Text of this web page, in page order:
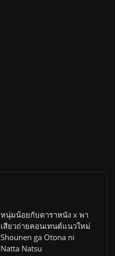
หนุ่มน้อยกับดาราหนัง x พา
เสียวถ่ายคอนเทนต์แนวใหม่
Shounen ga Otona ni
Natta Natsu